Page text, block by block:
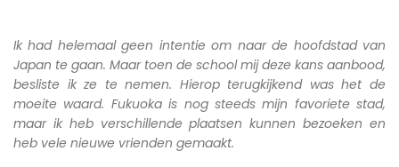
Ik had helemaal geen intentie om naar de hoofdstad van
Japan te gaan. Maar toen de school mij deze kans aanbood,
besliste ik ze te nemen. Hierop terugkijkend was het de
moeite waard. Fukuoka is nog steeds mijn favoriete stad,
maar ik heb verschillende plaatsen kunnen bezoeken en
heb vele nieuwe vrienden gemaakt.